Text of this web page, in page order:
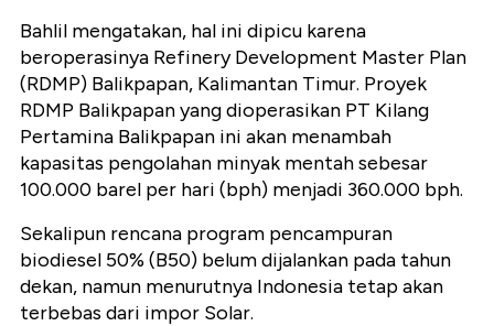
Bahlil mengatakan, hal ini dipicu karena
beroperasinya Refinery Development Master Plan
(RDMP) Balikpapan, Kalimantan Timur. Proyek
RDMP Balikpapan yang dioperasikan PT Kilang
Pertamina Balikpapan ini akan menambah
kapasitas pengolahan minyak mentah sebesar
100.000 barel per hari (bph) menjadi 360.000 bph.
Sekalipun rencana program pencampuran
biodiesel 50% (B50) belum dijalankan pada tahun
dekan, namun menurutnya Indonesia tetap akan
terbebas dari impor Solar.